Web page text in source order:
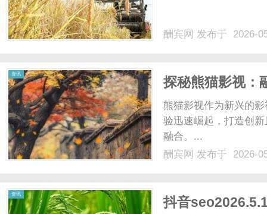
酬宾网 发布于 2026-
资讯
探秘熊猫影视：
熊猫影视作为新兴的
验迅速崛起，打造创
融合。...
酬宾网 发布于 2026-
资讯
抖音